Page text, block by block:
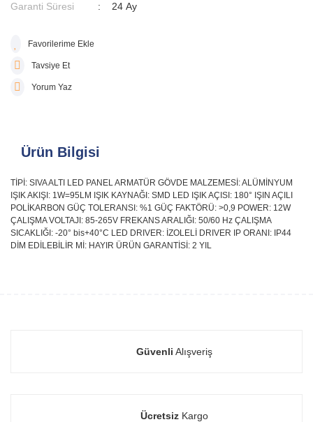
Garanti Süresi
24 Ay
Tavsiye Et
Yorum Yaz
Ürün Bilgisi
TİPİ: SIVA ALTI LED PANEL ARMATÜR GÖVDE MALZEMESİ: ALÜMİNYUM
IŞIK AKIŞI: 1W=95LM IŞIK KAYNAĞI: SMD LED IŞIK AÇISI: 180° IŞIN AÇILI
POLİKARBON GÜÇ TOLERANSI: %1 GÜÇ FAKTÖRÜ: >0,9 POWER: 12W
ÇALIŞMA VOLTAJI: 85-265V FREKANS ARALIĞI: 50/60 Hz ÇALIŞMA
SICAKLIĞI: -20° bis+40°C LED DRIVER: İZOLELİ DRIVER IP ORANI: IP44
DİM EDİLEBİLİR Mİ: HAYIR ÜRÜN GARANTİSİ: 2 YIL
Güvenli Alışveriş
ÜcretsizKargo